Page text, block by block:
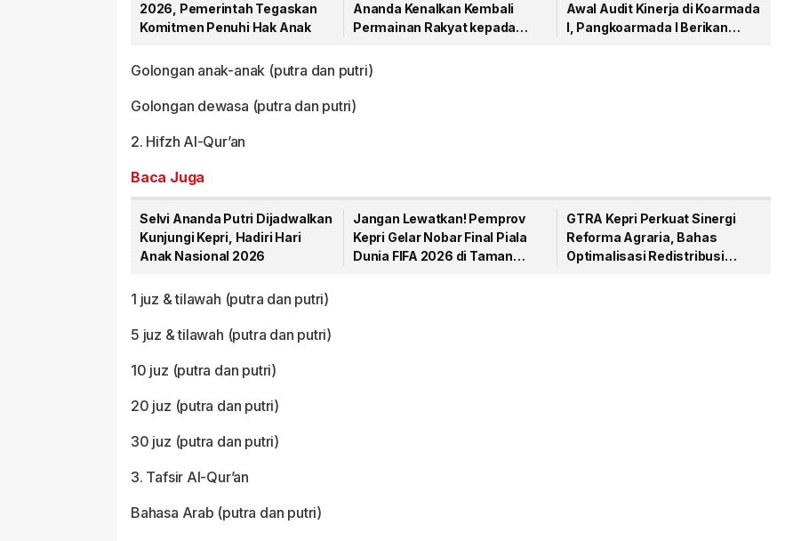
2026, Pemerintah Tegaskan
Komitmen Penuhi Hak Anak
Ananda Kenalkan Kembali
Permainan Rakyat kepada
Awal Audit Kinerja di Koarmada
I, Pangkoarmada I Berikan
Golongan anak-anak (putra dan putri)
Golongan dewasa (putra dan putri)
2. Hifzh Al-Qur’an
Baca Juga
Selvi Ananda Putri Dijadwalkan
Kunjungi Kepri, Hadiri Hari
Anak Nasional 2026
Jangan Lewatkan! Pemprov
Kepri Gelar Nobar Final Piala
Dunia FIFA 2026 di Taman
GTRA Kepri Perkuat Sinergi
Reforma Agraria, Bahas
Optimalisasi Redistribusi
1 juz & tilawah (putra dan putri)
5 juz & tilawah (putra dan putri)
10 juz (putra dan putri)
20 juz (putra dan putri)
30 juz (putra dan putri)
3. Tafsir Al-Qur’an
Bahasa Arab (putra dan putri)